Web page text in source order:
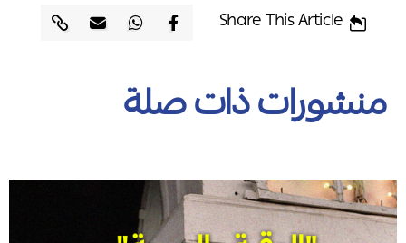
Share This Article
منشورات ذات صلة